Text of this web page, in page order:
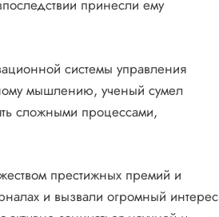
принесли ему
системы управления
мышлению, ученый сумел
сложными процессами,
престижных премий и
и вызвали огромный интерес